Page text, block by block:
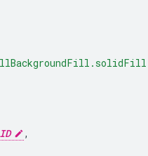
,